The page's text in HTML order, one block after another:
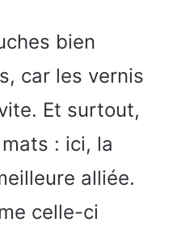
bien
car les vernis
Et surtout,
: ici, la
alliée.
celle-ci